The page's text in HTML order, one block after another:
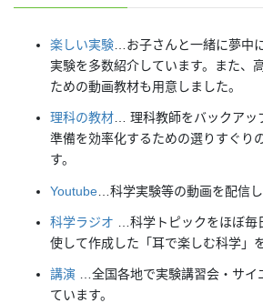
楽しい実験…お子さんと一緒に夢中
実験を多数紹介しています。また、
ための動画教材も用意しました。
理科の教材… 理科教師をバックアッ
準備を効率化するための選りすぐり
す。
Youtube …科学実験等の動画を配信し
科学ラジオ …科学トピックをほぼ毎
使して作成した「耳で楽しむ科学」
講演 …全国各地で実験講習会・サイ
ています。